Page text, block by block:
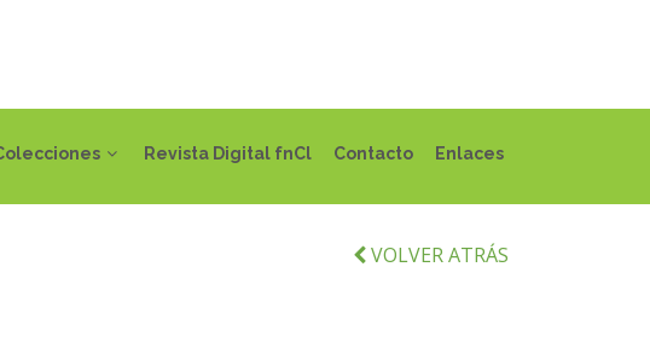
Revista Digital fnCl Contacto Enlaces
VOLVER ATRÁS